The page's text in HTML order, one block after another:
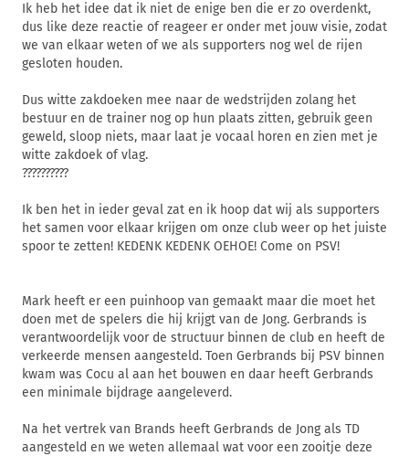
Ik heb het idee dat ik niet de enige ben die er zo overdenkt,
dus like deze reactie of reageer er onder met jouw visie, zodat
we van elkaar weten of we als supporters nog wel de rijen
gesloten houden.
Dus witte zakdoeken mee naar de wedstrijden zolang het
bestuur en de trainer nog op hun plaats zitten, gebruik geen
geweld, sloop niets, maar laat je vocaal horen en zien met je
witte zakdoek of vlag.
?️?️?️?️?️?️?️?️?️?️
Ik ben het in ieder geval zat en ik hoop dat wij als supporters
het samen voor elkaar krijgen om onze club weer op het juiste
spoor te zetten! KEDENK KEDENK OEHOE! Come on PSV!
Mark heeft er een puinhoop van gemaakt maar die moet het
doen met de spelers die hij krijgt van de Jong. Gerbrands is
verantwoordelijk voor de structuur binnen de club en heeft de
verkeerde mensen aangesteld. Toen Gerbrands bij PSV binnen
kwam was Cocu al aan het bouwen en daar heeft Gerbrands
een minimale bijdrage aangeleverd.
Na het vertrek van Brands heeft Gerbrands de Jong als TD
aangesteld en we weten allemaal wat voor een zooitje deze